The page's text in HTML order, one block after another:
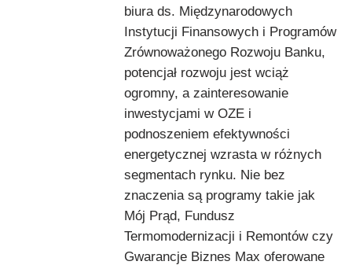
biura ds. Międzynarodowych
Instytucji Finansowych i Programów
Zrównoważonego Rozwoju Banku,
potencjał rozwoju jest wciąż
ogromny, a zainteresowanie
inwestycjami w OZE i
podnoszeniem efektywności
energetycznej wzrasta w różnych
segmentach rynku. Nie bez
znaczenia są programy takie jak
Mój Prąd, Fundusz
Termomodernizacji i Remontów czy
Gwarancje Biznes Max oferowane